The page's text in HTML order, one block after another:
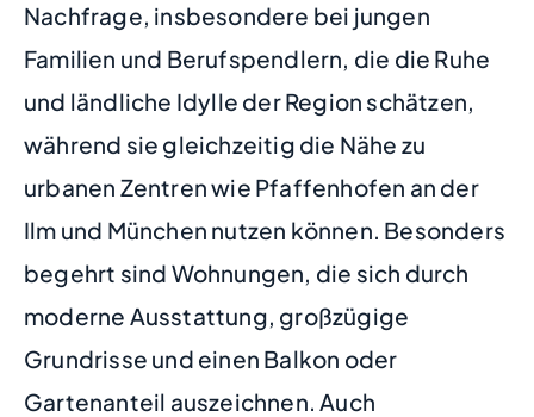
Nachfrage, insbesondere bei jungen
Familien und Berufspendlern, die die Ruhe
und ländliche Idylle der Region schätzen,
während sie gleichzeitig die Nähe zu
urbanen Zentren wie Pfaffenhofen an der
Ilm und München nutzen können. Besonders
begehrt sind Wohnungen, die sich durch
moderne Ausstattung, großzügige
Grundrisse und einen Balkon oder
Gartenanteil auszeichnen. Auch